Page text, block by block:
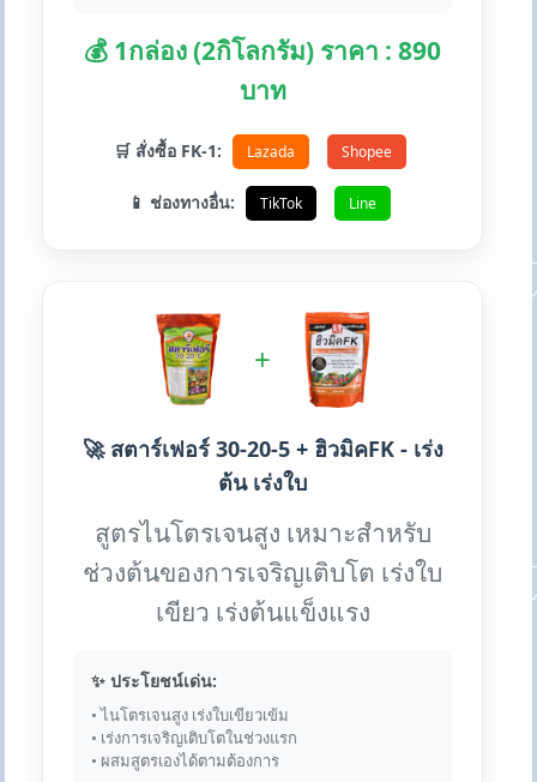
💰 1กล่อง (2กิโลกรัม) ราคา : 890
บาท
🛒 สั่งซื้อ FK-1: Lazada Shopee
📱 ช่องทางอื่น: TikTok Line
+
🚀 สตาร์เฟอร์ 30-20-5 + ฮิวมิคFK - เร่ง
ต้น เร่งใบ
สูตรไนโตรเจนสูง เหมาะสำหรับ
ช่วงต้นของการเจริญเติบโต เร่งใบ
เขียว เร่งต้นแข็งแรง
✨ ประโยชน์เด่น:
• ไนโตรเจนสูง เร่งใบเขียวเข้ม
• เร่งการเจริญเติบโตในช่วงแรก
• ผสมสูตรเองได้ตามต้องการ